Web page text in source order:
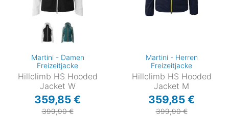
Martini - Damen
Freizeitjacke
Hillclimb HS Hooded
Jacket W
359,85 €
399,90 €
Martini - Herren
Freizeitjacke
Hillclimb HS Hooded
Jacket M
359,85 €
399,90 €